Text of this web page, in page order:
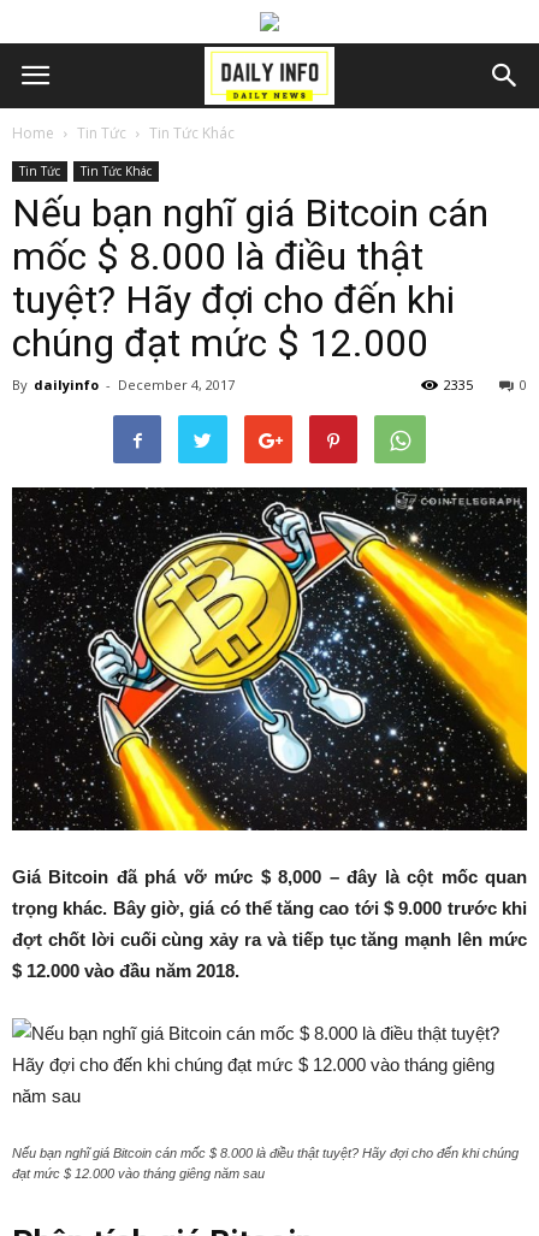
Home Tin Tức Tin Tức Khác
Tin Tức Tin Tức Khác
Nếu bạn nghĩ giá Bitcoin cán
mốc $ 8.000 là điều thật
tuyệt? Hãy đợi cho đến khi
chúng đạt mức $ 12.000
By dailyinfo - December 4, 2017 0
2335
Giá Bitcoin đã phá vỡ mức $ 8,000 – đây là cột mốc quan
trọng khác. Bây giờ, giá có thể tăng cao tới $ 9.000 trước khi
đợt chốt lời cuối cùng xảy ra và tiếp tục tăng mạnh lên mức
$ 12.000 vào đầu năm 2018.
Nếu bạn nghĩ giá Bitcoin cán mốc $ 8.000 là điều thật tuyệt? Hãy đợi cho đến khi chúng
đạt mức $ 12.000 vào tháng giêng năm sau